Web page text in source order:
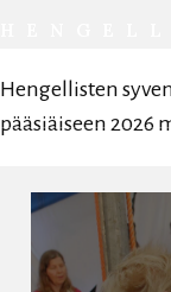
Hengellisten
pääsiäiseen 2026